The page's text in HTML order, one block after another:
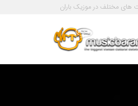
های مختلف در موزیک باران